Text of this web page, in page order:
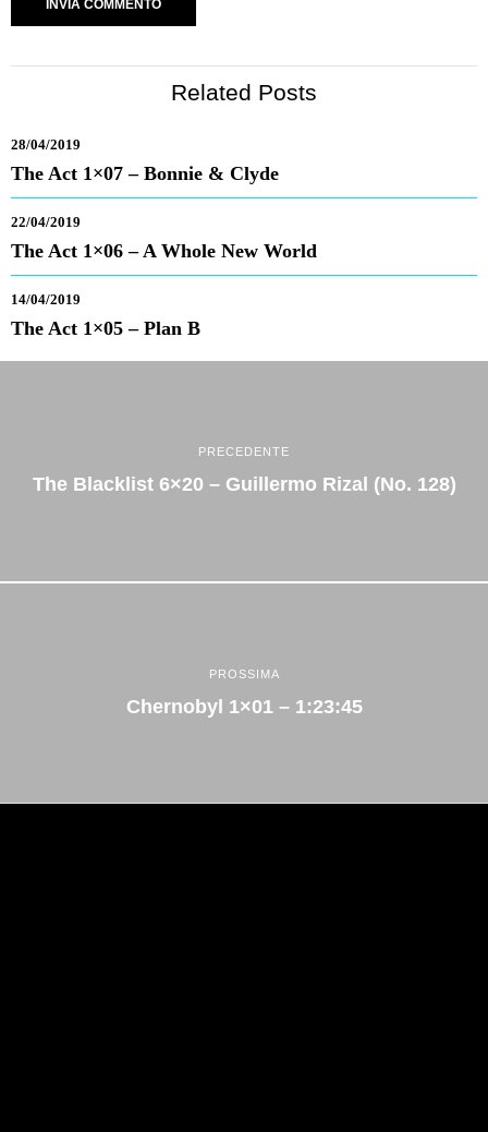
Related Posts
28/04/2019
The Act 1×07 – Bonnie & Clyde
22/04/2019
The Act 1×06 – A Whole New World
14/04/2019
The Act 1×05 – Plan B
PRECEDENTE
The Blacklist 6×20 – Guillermo Rizal (No. 128)
PROSSIMA
Chernobyl 1×01 – 1:23:45